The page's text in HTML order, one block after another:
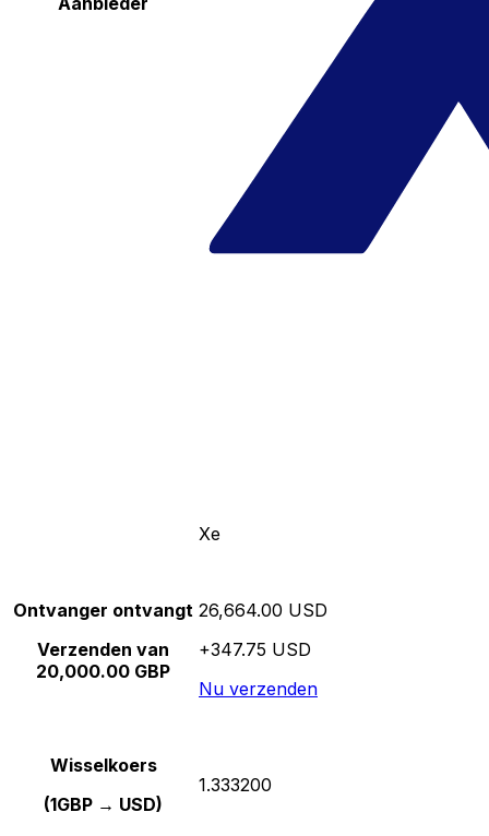
Xe
Ontvanger ontvangt
Verzenden van
20,000.00 GBP
26,664.00 USD
+347.75 USD
Nu verzenden
Wisselkoers
(1GBP → USD)
1.333200